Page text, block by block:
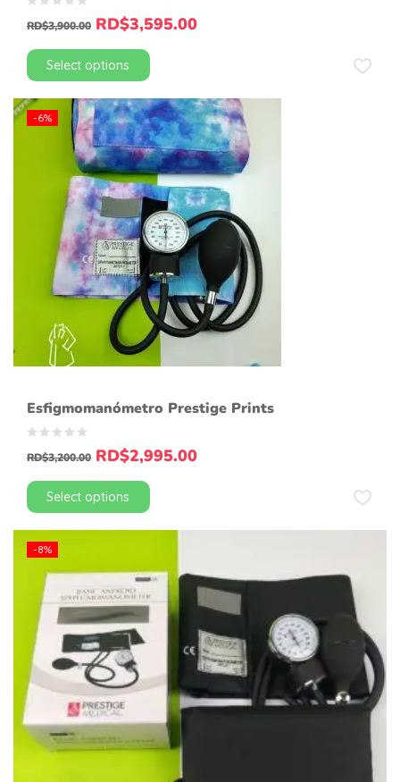
RD$3,900.00 RD$3,595.00
Select options
-6%
Esfigmomanómetro Prestige Prints
RD$3,200.00 RD$2,995.00
Select options
-8%